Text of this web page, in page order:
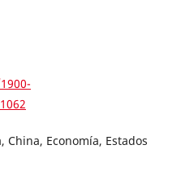
China, Economía, Estados